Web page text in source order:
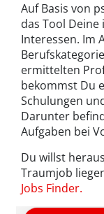
Auf Basis von
das Tool
Interessen. Im
ermittelten
bekommst Du
Schulungen
Darunter
Aufgaben bei
Du willst
Traumjob
Jobs Finder.